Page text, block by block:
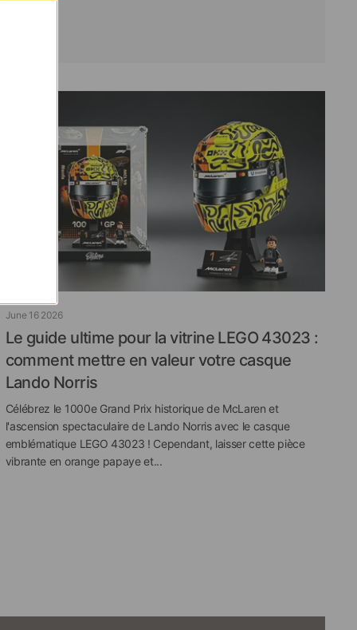
June 16 2026
Le guide ultime pour la vitrine LEGO 43023 :
comment mettre en valeur votre casque
Lando Norris
Célébrez le 1000e Grand Prix historique de McLaren et
l'ascension spectaculaire de Lando Norris avec le casque
emblématique LEGO 43023 ! Cependant, laisser cette pièce
vibrante en orange papaye et...